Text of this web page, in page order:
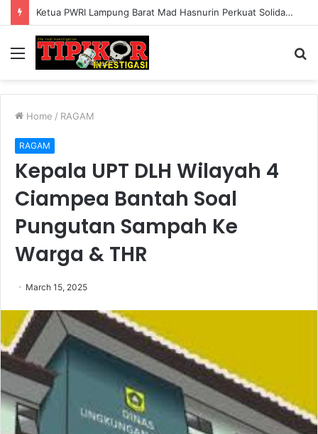
Ketua PWRI Lampung Barat Mad Hasnurin Perkuat Solidaritas dan Peran Lansia di Usia 64 Tahun
Menu
Home / RAGAM
RAGAM
Kepala UPT DLH Wilayah 4
Ciampea Bantah Soal
Pungutan Sampah Ke
Warga & THR
March 15, 2025